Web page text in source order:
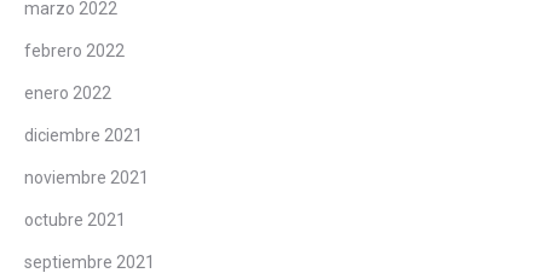
marzo 2022
febrero 2022
enero 2022
diciembre 2021
noviembre 2021
octubre 2021
septiembre 2021